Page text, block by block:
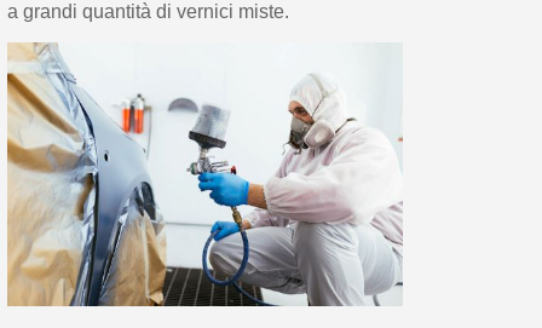
a grandi quantità di vernici miste.